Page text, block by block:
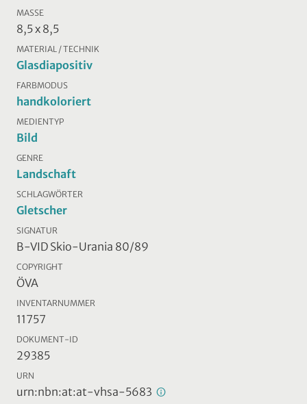
MASSE
8,5 x 8,5
MATERIAL / TECHNIK
Glasdiapositiv
FARBMODUS
handkoloriert
MEDIENTYP
Bild
GENRE
Landschaft
SCHLAGWÖRTER
Gletscher
SIGNATUR
B-VID Skio-Urania 80/89
COPYRIGHT
ÖVA
INVENTARNUMMER
11757
DOKUMENT-ID
29385
URN
urn:nbn:at:at-vhsa-5683